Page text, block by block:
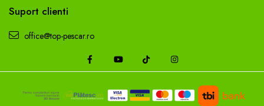
Suport clienti
office@top-pescar.ro